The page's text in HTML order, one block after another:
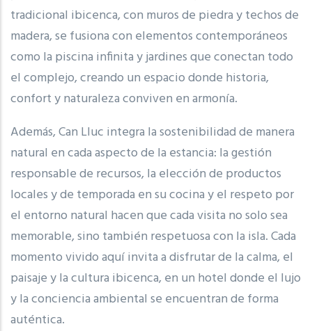
tradicional ibicenca, con muros de piedra y techos de
madera, se fusiona con elementos contemporáneos
como la piscina infinita y jardines que conectan todo
el complejo, creando un espacio donde historia,
confort y naturaleza conviven en armonía.
Además, Can Lluc integra la sostenibilidad de manera
natural en cada aspecto de la estancia: la gestión
responsable de recursos, la elección de productos
locales y de temporada en su cocina y el respeto por
el entorno natural hacen que cada visita no solo sea
memorable, sino también respetuosa con la isla. Cada
momento vivido aquí invita a disfrutar de la calma, el
paisaje y la cultura ibicenca, en un hotel donde el lujo
y la conciencia ambiental se encuentran de forma
auténtica.